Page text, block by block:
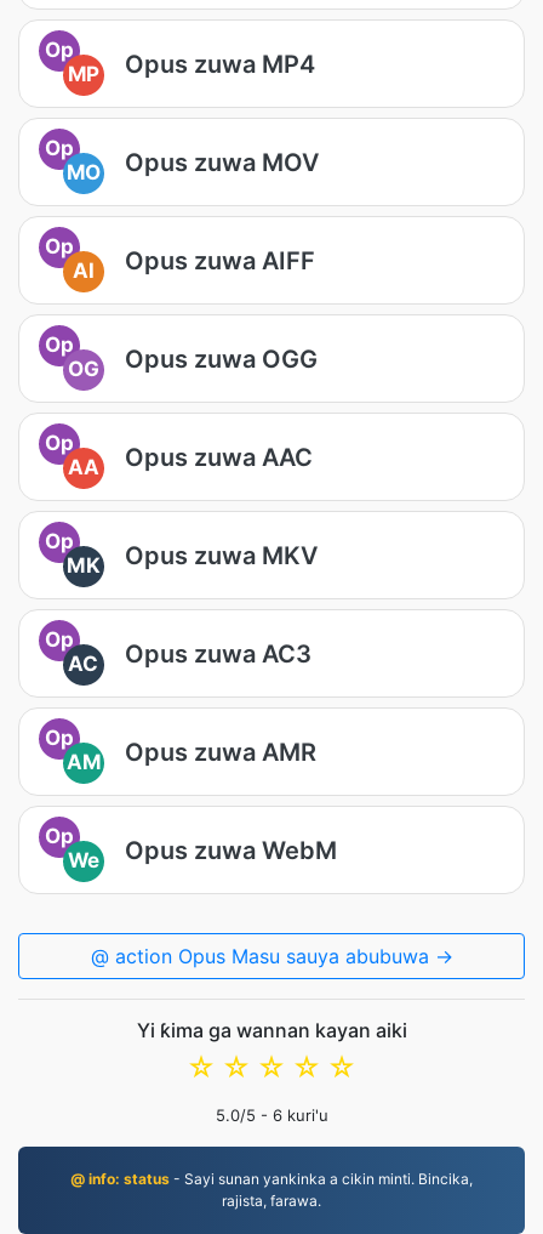
Op
MP
Opus zuwa MP4
Op
MO
Opus zuwa MOV
Op
AI
Opus zuwa AIFF
Op
OG
Opus zuwa OGG
Op
AA
Opus zuwa AAC
Op
MK
Opus zuwa MKV
Op
AC
Opus zuwa AC3
Op
AM
Opus zuwa AMR
Op
We
Opus zuwa WebM
@ action Opus Masu sauya abubuwa →
Yi ƙima ga wannan kayan aiki
☆
☆
☆
☆
☆
5.0/5 - 6kuri'u
@ info: status - Sayi sunan yankinka a cikin minti. Bincika,
rajista, farawa.